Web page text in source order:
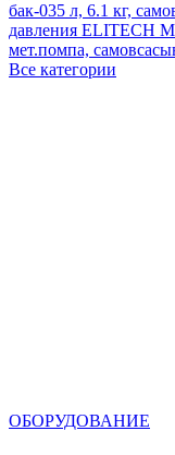
бак-035 л, 6.1 кг,
давления ELITECH
мет.помпа,
Все категории
ОБОРУДОВАНИЕ